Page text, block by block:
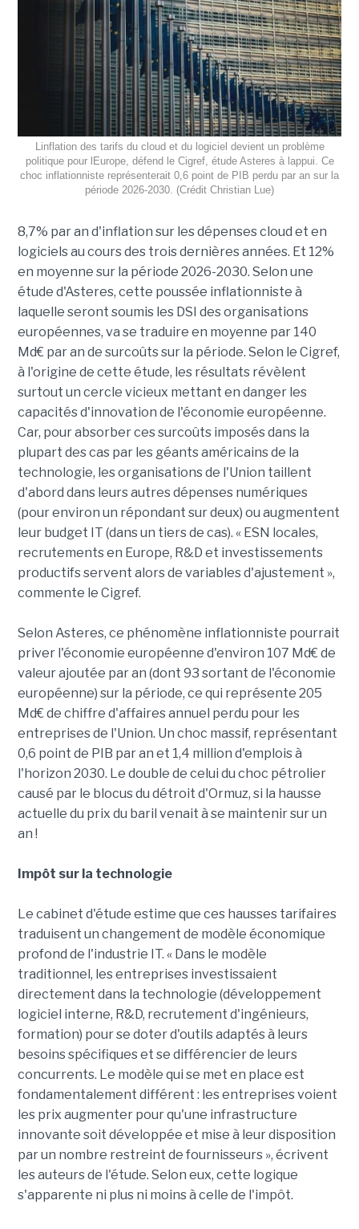
Linflation des tarifs du cloud et du logiciel devient un problème
politique pour lEurope, défend le Cigref, étude Asteres à lappui. Ce
choc inflationniste représenterait 0,6 point de PIB perdu par an sur la
période 2026-2030. (Crédit Christian Lue)
8,7% par an d'inflation sur les dépenses cloud et en
logiciels au cours des trois dernières années. Et 12%
en moyenne sur la période 2026-2030. Selon une
étude d'Asteres, cette poussée inflationniste à
laquelle seront soumis les DSI des organisations
européennes, va se traduire en moyenne par 140
Md€ par an de surcoûts sur la période. Selon le Cigref,
à l'origine de cette étude, les résultats révèlent
surtout un cercle vicieux mettant en danger les
capacités d'innovation de l'économie européenne.
Car, pour absorber ces surcoûts imposés dans la
plupart des cas par les géants américains de la
technologie, les organisations de l'Union taillent
d'abord dans leurs autres dépenses numériques
(pour environ un répondant sur deux) ou augmentent
leur budget IT (dans un tiers de cas). « ESN locales,
recrutements en Europe, R&D et investissements
productifs servent alors de variables d'ajustement »,
commente le Cigref.
Selon Asteres, ce phénomène inflationniste pourrait
priver l'économie européenne d'environ 107 Md€ de
valeur ajoutée par an (dont 93 sortant de l'économie
européenne) sur la période, ce qui représente 205
Md€ de chiffre d'affaires annuel perdu pour les
entreprises de l'Union. Un choc massif, représentant
0,6 point de PIB par an et 1,4 million d'emplois à
l'horizon 2030. Le double de celui du choc pétrolier
causé par le blocus du détroit d'Ormuz, si la hausse
actuelle du prix du baril venait à se maintenir sur un
an !
Impôt sur la technologie
Le cabinet d'étude estime que ces hausses tarifaires
traduisent un changement de modèle économique
profond de l'industrie IT. « Dans le modèle
traditionnel, les entreprises investissaient
directement dans la technologie (développement
logiciel interne, R&D, recrutement d'ingénieurs,
formation) pour se doter d'outils adaptés à leurs
besoins spécifiques et se différencier de leurs
concurrents. Le modèle qui se met en place est
fondamentalement différent : les entreprises voient
les prix augmenter pour qu'une infrastructure
innovante soit développée et mise à leur disposition
par un nombre restreint de fournisseurs », écrivent
les auteurs de l'étude. Selon eux, cette logique
s'apparente ni plus ni moins à celle de l'impôt.